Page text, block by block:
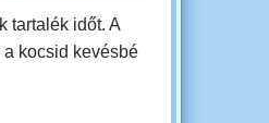
tartalék időt. A
kocsid kevésbé